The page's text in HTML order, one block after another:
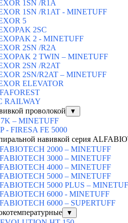
1SN /R1A
1SN /R1AT - MINETUFF
5
2SС
2 - MINETUFF
2SN /R2A
2 TWIN – MINETUFF
2SN /R2AT
2SN/R2AT – MINETUFF
ELEVATOR
RAILWAY
проволокой
▼
– MINETUFF
- FIRESA FE 5000
навивкой серия
2000 – MINETUFF
3000 – MINETUFF
4000 – MINETUFF
5000 – MINETUFF
5000 PLUS –
6000 - MINETUFF
6000 – SUPERTUFF
▼